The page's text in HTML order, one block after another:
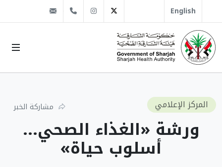
English
Twitter
Instagram
1666 509 6 971+
المركز الإعلامي مشاركة الخبر
ورشة «الغذاء الصحي...
أسلوب حياة»